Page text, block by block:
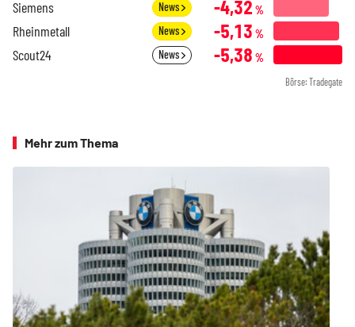
Siemens News -4,32 %
Rheinmetall News -5,13 %
Scout24 News -5,38 %
Börse: Tradegate
Mehr zum Thema